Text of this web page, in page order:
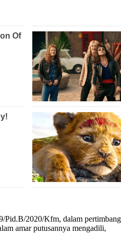
2020/Kfm, dalam
amar putusannya mengadili,